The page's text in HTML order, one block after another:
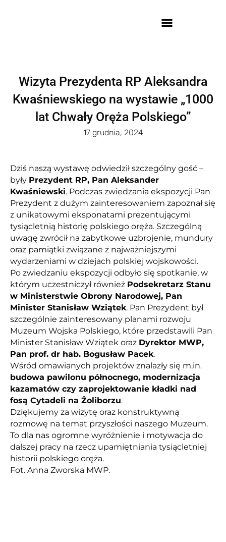
Wizyta Prezydenta RP Aleksandra
Kwaśniewskiego na wystawie „1000
lat Chwały Oręża Polskiego”
17 grudnia, 2024
Dziś naszą wystawę odwiedził szczególny gość –
były Prezydent RP, Pan Aleksander
Kwaśniewski. Podczas zwiedzania ekspozycji Pan
Prezydent z dużym zainteresowaniem zapoznał się
z unikatowymi eksponatami prezentującymi
tysiącletnią historię polskiego oręża. Szczególną
uwagę zwrócił na zabytkowe uzbrojenie, mundury
oraz pamiątki związane z najważniejszymi
wydarzeniami w dziejach polskiej wojskowości.
Po zwiedzaniu ekspozycji odbyło się spotkanie, w
którym uczestniczył również Podsekretarz Stanu
w Ministerstwie Obrony Narodowej, Pan
Minister Stanisław Wziątek. Pan Prezydent był
szczególnie zainteresowany planami rozwoju
Muzeum Wojska Polskiego, które przedstawili Pan
Minister Stanisław Wziątek oraz Dyrektor MWP,
Pan prof. dr hab. Bogusław Pacek.
Wśród omawianych projektów znalazły się m.in.
budowa pawilonu północnego, modernizacja
kazamatów czy zaprojektowanie kładki nad
fosą Cytadeli na Żoliborzu.
Dziękujemy za wizytę oraz konstruktywną
rozmowę na temat przyszłości naszego Muzeum.
To dla nas ogromne wyróżnienie i motywacja do
dalszej pracy na rzecz upamiętniania tysiącletniej
historii polskiego oręża.
Fot. Anna Zworska MWP.